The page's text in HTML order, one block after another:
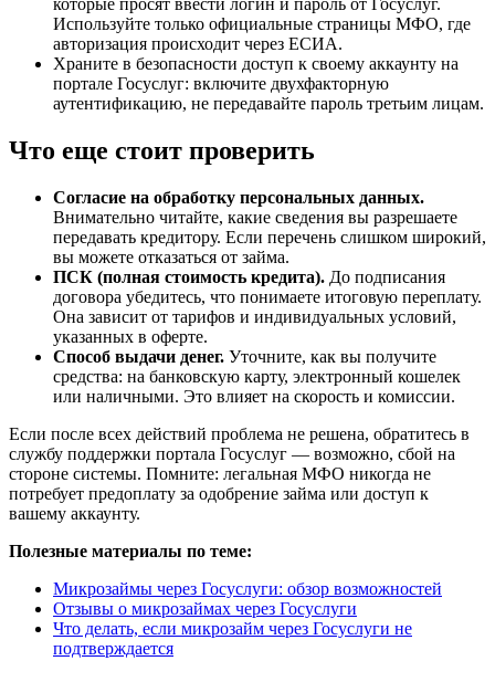
которые просят ввести логин и пароль от Госуслуг.
Используйте только официальные страницы МФО, где
авторизация происходит через ЕСИА.
Храните в безопасности доступ к своему аккаунту на
портале Госуслуг: включите двухфакторную
аутентификацию, не передавайте пароль третьим лицам.
Что еще стоит проверить
Согласие на обработку персональных данных.
Внимательно читайте, какие сведения вы разрешаете
передавать кредитору. Если перечень слишком широкий,
вы можете отказаться от займа.
ПСК (полная стоимость кредита). До подписания
договора убедитесь, что понимаете итоговую переплату.
Она зависит от тарифов и индивидуальных условий,
указанных в оферте.
Способ выдачи денег. Уточните, как вы получите
средства: на банковскую карту, электронный кошелек
или наличными. Это влияет на скорость и комиссии.
Если после всех действий проблема не решена, обратитесь в
службу поддержки портала Госуслуг — возможно, сбой на
стороне системы. Помните: легальная МФО никогда не
потребует предоплату за одобрение займа или доступ к
вашему аккаунту.
Полезные материалы по теме:
Микрозаймы через Госуслуги: обзор возможностей
Отзывы о микрозаймах через Госуслуги
Что делать, если микрозайм через Госуслуги не
подтверждается